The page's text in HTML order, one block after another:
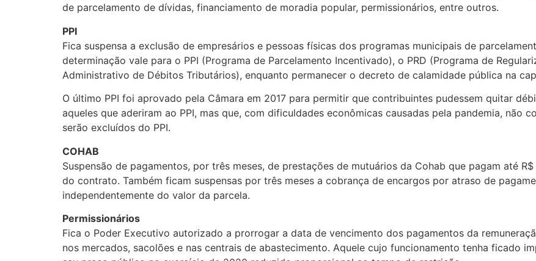
de parcelamento de dívidas, financiamento de moradia popular, permissionários, entre outros.
PPI
Fica suspensa a exclusão de empresários e pessoas físicas dos programas municipais de
determinação vale para o PPI (Programa de Parcelamento Incentivado), o PRD (Programa de
Administrativo de Débitos Tributários), enquanto permanecer o decreto de calamidade pública na
O último PPI foi aprovado pela Câmara em 2017 para permitir que contribuintes pudessem quitar
aqueles que aderiram ao PPI, mas que, com dificuldades econômicas causadas pela pandemia, não
serão excluídos do PPI.
COHAB
Suspensão de pagamentos, por três meses, de prestações de mutuários da Cohab que pagam até
do contrato. Também ficam suspensas por três meses a cobrança de encargos por atraso de
independentemente do valor da parcela.
Permissionários
Fica o Poder Executivo autorizado a prorrogar a data de vencimento dos pagamentos da
nos mercados, sacolões e nas centrais de abastecimento. Aquele cujo funcionamento tenha ficado